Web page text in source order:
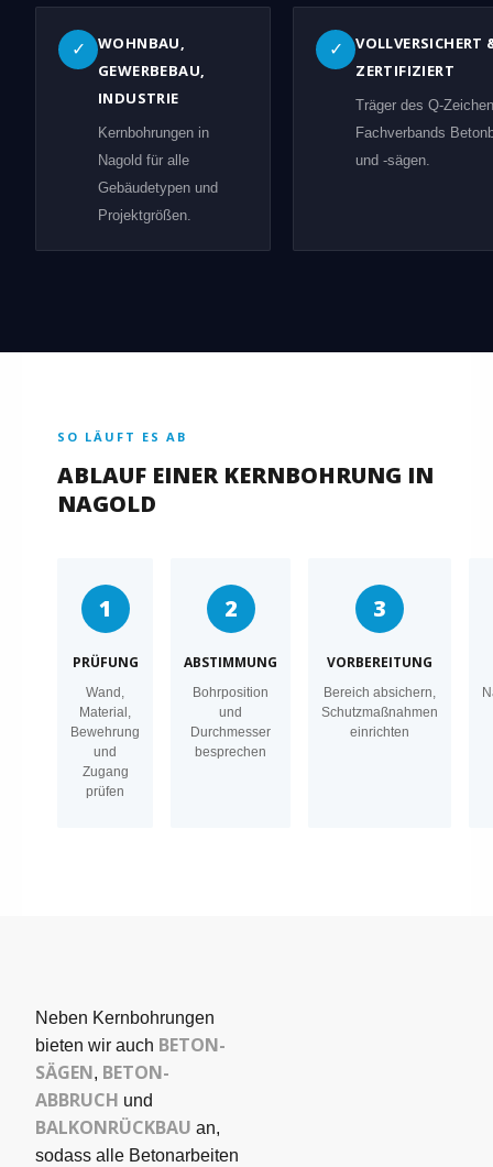
✓
WOHNBAU,
GEWERBEBAU,
INDUSTRIE
Kernbohrungen in
Nagold für alle
Gebäudetypen und
Projektgrößen.
✓
VOLLVERSICHERT
ZERTIFIZIERT
Träger des Q-
Fachverbands
und -sägen.
SO LÄUFT ES AB
ABLAUF EINER KERNBOHRUNG IN
NAGOLD
1
PRÜFUNG
Wand,
Material,
Bewehrung
und
Zugang
prüfen
2
ABSTIMMUNG
Bohrposition
und
Durchmesser
besprechen
3
VORBEREITUNG
Bereich absichern,
Schutzmaßnahmen
einrichten
Neben Kernbohrungen
bieten wir auch BETON­
SÄGEN, BETON-
ABBRUCH und
BALKONRÜCKBAU an,
sodass alle Betonarbeiten